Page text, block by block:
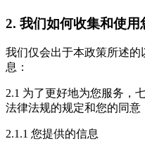
2. 我们如何收集和使用
我们仅会出于本政策所述
息：
2.1 为了更好地为您服务，
法律法规的规定和您的同意
2.1.1 您提供的信息